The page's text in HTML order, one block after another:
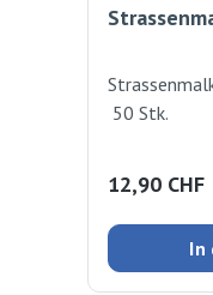
50 Stk.
Regulärer
12,90 CHF
In